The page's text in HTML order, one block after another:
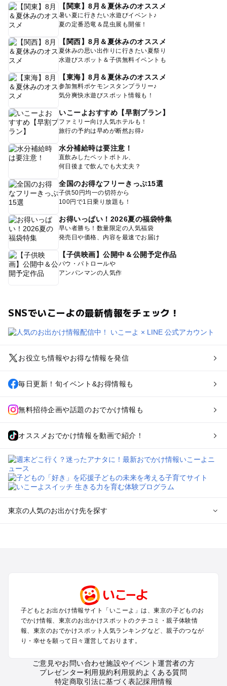
【関東】8月＆夏休みのオススメ
暑い夏に行きたい水遊びイベント♪
夏の定番恐竜＆昆虫展も開催！
【関西】8月＆夏休みのオススメ
夏休みの思い出作りに行きたい夏祭り
水遊びスポット＆子供無料イベントも
【東海】8月＆夏休みのオススメ
参加無料ポケモンスタンプラリー♪
気分爽快水遊びスポット情報も！
いこーよおすすめ【早割プラン】
ファミリー向け人気ホテルも！
旅行の予約は早めが断然お得♪
水分補給時は要注意！
直飲みしたペットボトル、
何日後まで飲んでも大丈夫？
全国のお得なフリーきっぷ15選
子供50円均一の切符から
100円で1日乗り放題も！
お得いっぱい！2026夏の福袋特集
早い者勝ち！数量限定の人気福袋
発売日や価格、内容を最速でお届け
【子供映画】公開中＆公開予定作品
パウ・パトロールや
アンパンマンの人気作
SNSでいこーよの最新情報をチェック！
お役立ち情報やお得な情報を発信
毎日更新！旬イベント&お得情報も
無料招待企画や話題のおでかけ情報も
オススメおでかけ情報を動画で紹介！
東京の人気のお出かけ先を探す
町田・相模原・愛川・上野原のプールお出かけ
渋谷・原宿・恵比寿・中目黒・自由が丘のプールお出かけ
池袋・赤羽・王子・巣鴨・目白・石神井のプールお出かけ
新宿・高田馬場・代々木・千駄ヶ谷のプールお出かけ
銀座・丸の内・日本橋・有楽町・築地・月島のプールお出かけ
小金井・小平・西東京・東村山・東久留米のプールお出かけ
府中・調布・狛江のプールお出かけ
子どもとお出かけ情報サイト「いこーよ」は、東京の子どものお
でかけ情報、東京のお出かけスポットのクチコミ・親子体験情
報、東京のおでかけスポット人気ランキングなど、親子のつなが
り・幸せを願って日々運営しております。
ご意見やお問い合わせ施設やイベント運営者の方
プレゼンター利用規約利用規約よくある質問
特定商取引法に基づく表記採用情報